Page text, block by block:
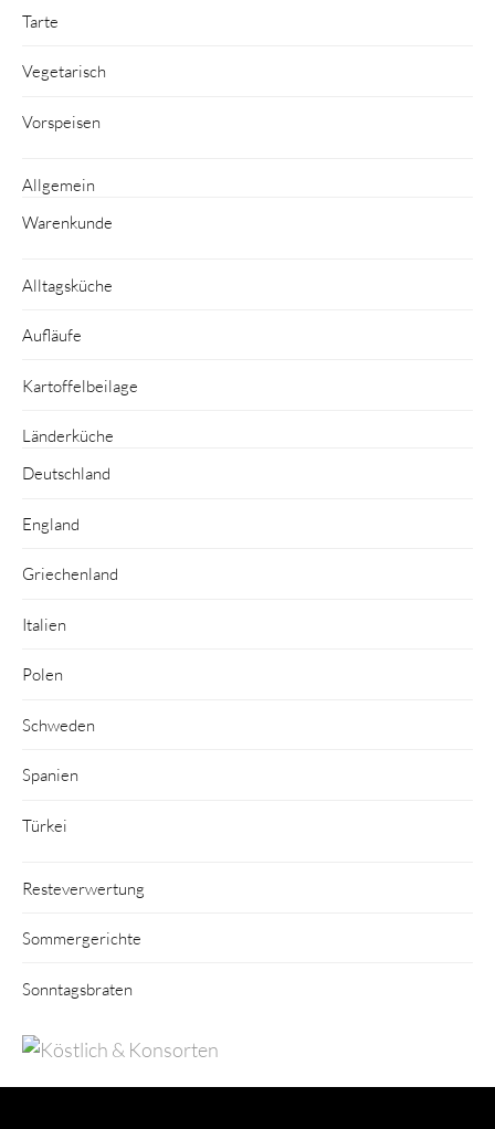
Tarte
Vegetarisch
Vorspeisen
Allgemein
Warenkunde
Alltagsküche
Aufläufe
Kartoffelbeilage
Länderküche
Deutschland
England
Griechenland
Italien
Polen
Schweden
Spanien
Türkei
Resteverwertung
Sommergerichte
Sonntagsbraten